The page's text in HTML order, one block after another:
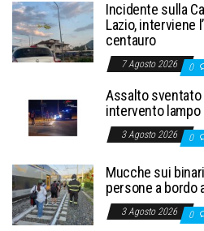
Incidente sulla
Lazio, interviene
centauro
7 Agosto 2026 0
Assalto sventato
intervento lampo
3 Agosto 2026 0
Mucche sui
persone a bordo
3 Agosto 2026 0